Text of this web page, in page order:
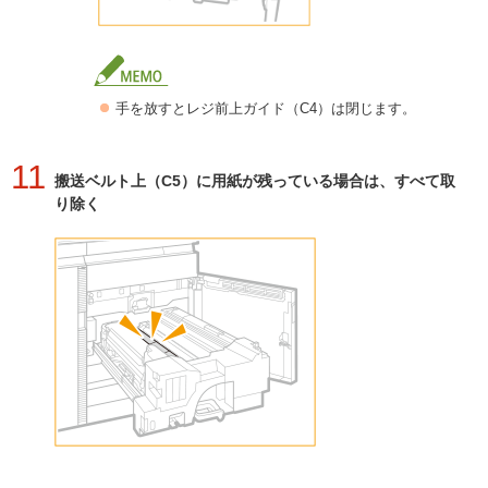
手を放すとレジ前上ガイド（C4）は閉じます。
11 搬送ベルト上（C5）に用紙が残っている場合は、すべて取
り除く